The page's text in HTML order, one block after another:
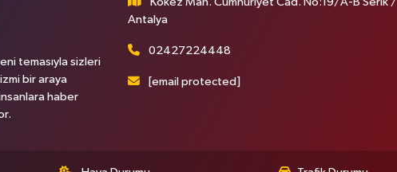
temasıyla sizleri
bir araya
haber
Antalya
02427224448
[email protected]